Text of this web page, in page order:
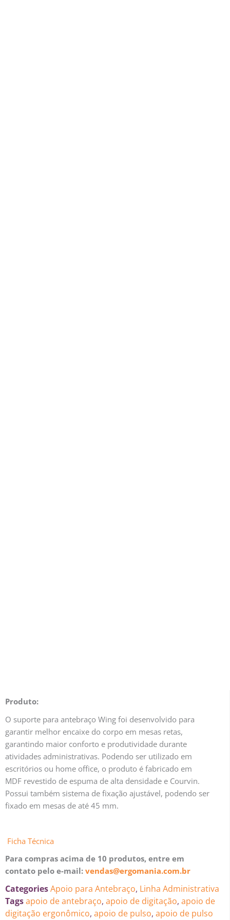
Produto:
O suporte para antebraço Wing foi desenvolvido para
garantir melhor encaixe do corpo em mesas retas,
garantindo maior conforto e produtividade durante
atividades administrativas. Podendo ser utilizado em
escritórios ou home office, o produto é fabricado em
MDF revestido de espuma de alta densidade e Courvin.
Possui também sistema de fixação ajustável, podendo ser
fixado em mesas de até 45 mm.
Ficha Técnica
Para compras acima de 10 produtos, entre em
contato pelo e-mail: vendas@ergomania.com.br
CategoriesApoio para Antebraço, Linha Administrativa
Tagsapoio de antebraço, apoio de digitação, apoio de
digitação ergonômico, apoio de pulso, apoio de pulso